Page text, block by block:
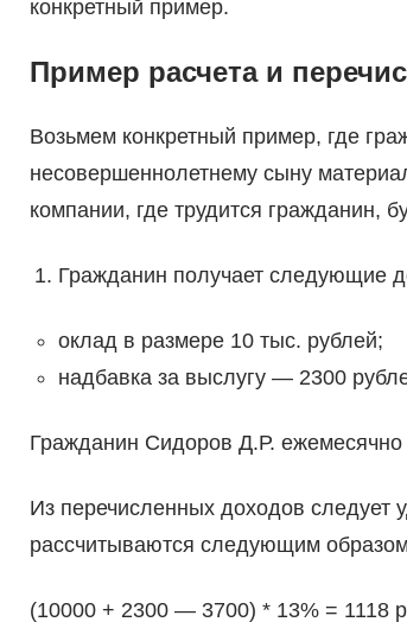
конкретный пример.
Пример расчета и
Возьмем конкретный пример, где
несовершеннолетнему сыну
компании, где трудится гражданин,
Гражданин получает следующие
оклад в размере 10 тыс. рублей;
надбавка за выслугу — 2300
Гражданин Сидоров Д.Р.
Из перечисленных доходов следует
рассчитываются следующим
(10000 + 2300 — 3700) * 13% = 1118